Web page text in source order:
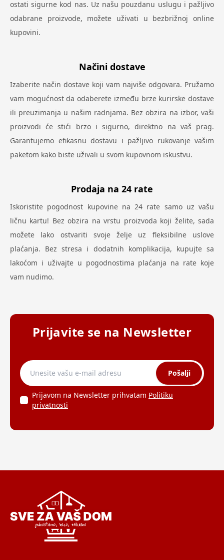
ostati sigurne kod nas. Uz našu pouzdanu uslugu i pažljivo
odabrane proizvode, možete uživati u bezbrižnoj online
kupovini.
Načini dostave
Izaberite način dostave koji vam najviše odgovara. Pružamo
vam mogućnost da odaberete između brze kurirske dostave
ili preuzimanja u našim radnjama. Bez obzira na izbor, vaši
proizvodi će stići brzo i sigurno, direktno na vaš prag.
Garantujemo efikasnu dostavu i pažljivo rukovanje vašim
paketom kako biste uživali u svom kupovnom iskustvu.
Prodaja na 24 rate
Iskoristite pogodnost kupovine na 24 rate samo uz vašu
ličnu kartu! Bez obzira na vrstu proizvoda koji želite, sada
možete lako ostvariti svoje želje uz fleksibilne uslove
plaćanja. Bez stresa i dodatnih komplikacija, kupujte sa
lakoćom i uživajte u pogodnostima plaćanja na rate koje
vam nudimo.
Prijavite se na Newsletter
Pošalji
Prijavom na Newsletter prihvatam Politiku
privatnosti